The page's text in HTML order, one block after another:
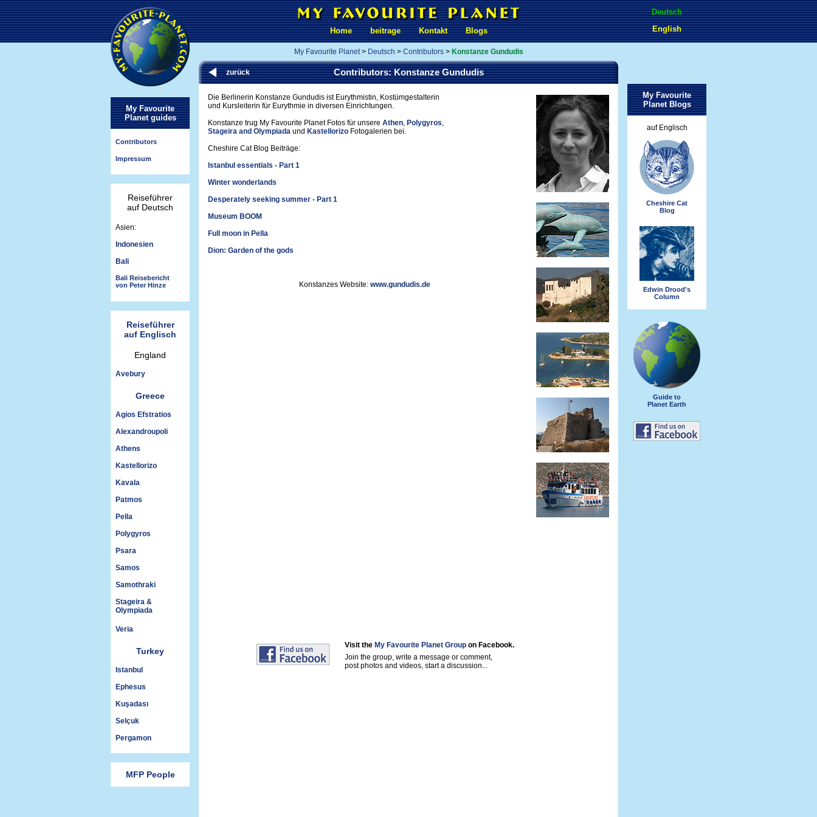
My Favourite
Planet guides
Contributors
Impressum
Reiseführer
auf Deutsch
Asien:
Indonesien
Bali
Bali Reisebericht
von Peter Hinze
Reiseführer
auf Englisch
England
Avebury
Greece
Agios Efstratios
Alexandroupoli
Athens
Kastellorizo
Kavala
Patmos
Pella
Polygyros
Psara
Samos
Samothraki
Stageira &
Olympiada
Veria
Turkey
Istanbul
Ephesus
Kuşadası
Selçuk
Pergamon
MFP People
Home beitrage Kontakt Blogs
My Favourite Planet> Deutsch > Contributors> Konstanze Gundudis
zurück Contributors: Konstanze Gundudis
Die Berlinerin Konstanze Gundudis ist Eurythmistin, Kostümgestalterin
und Kursleiterin für Eurythmie in diversen Einrichtungen.
Konstanze trug My Favourite Planet Fotos für unsere Athen, Polygyros,
Stageira and Olympiada und Kastellorizo Fotogalerien bei.
Cheshire Cat Blog Beiträge:
Istanbul essentials - Part 1
Winter wonderlands
Desperately seeking summer - Part 1
Museum BOOM
Full moon in Pella
Dion: Garden of the gods
Konstanzes Website: www.gundudis.de
Visit the My Favourite Planet Group on Facebook.
Join the group, write a message or comment,
post photos and videos, start a discussion...
Deutsch
English
My Favourite
Planet Blogs
auf Englisch
Cheshire Cat
Blog
Edwin Drood's
Column
Guide to
Planet Earth